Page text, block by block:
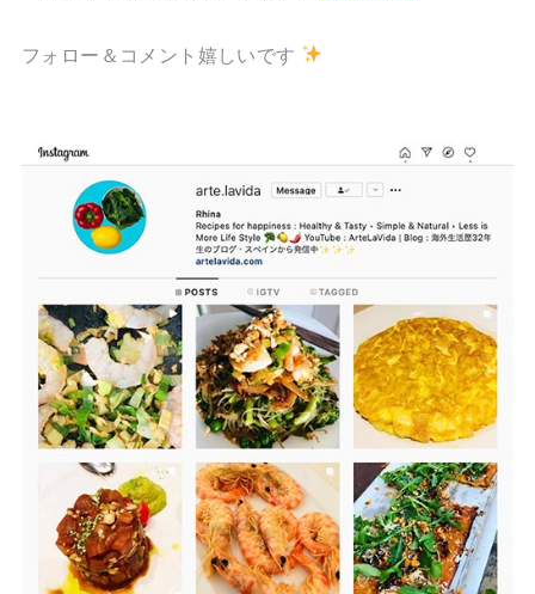
フォロー＆コメント嬉しいです